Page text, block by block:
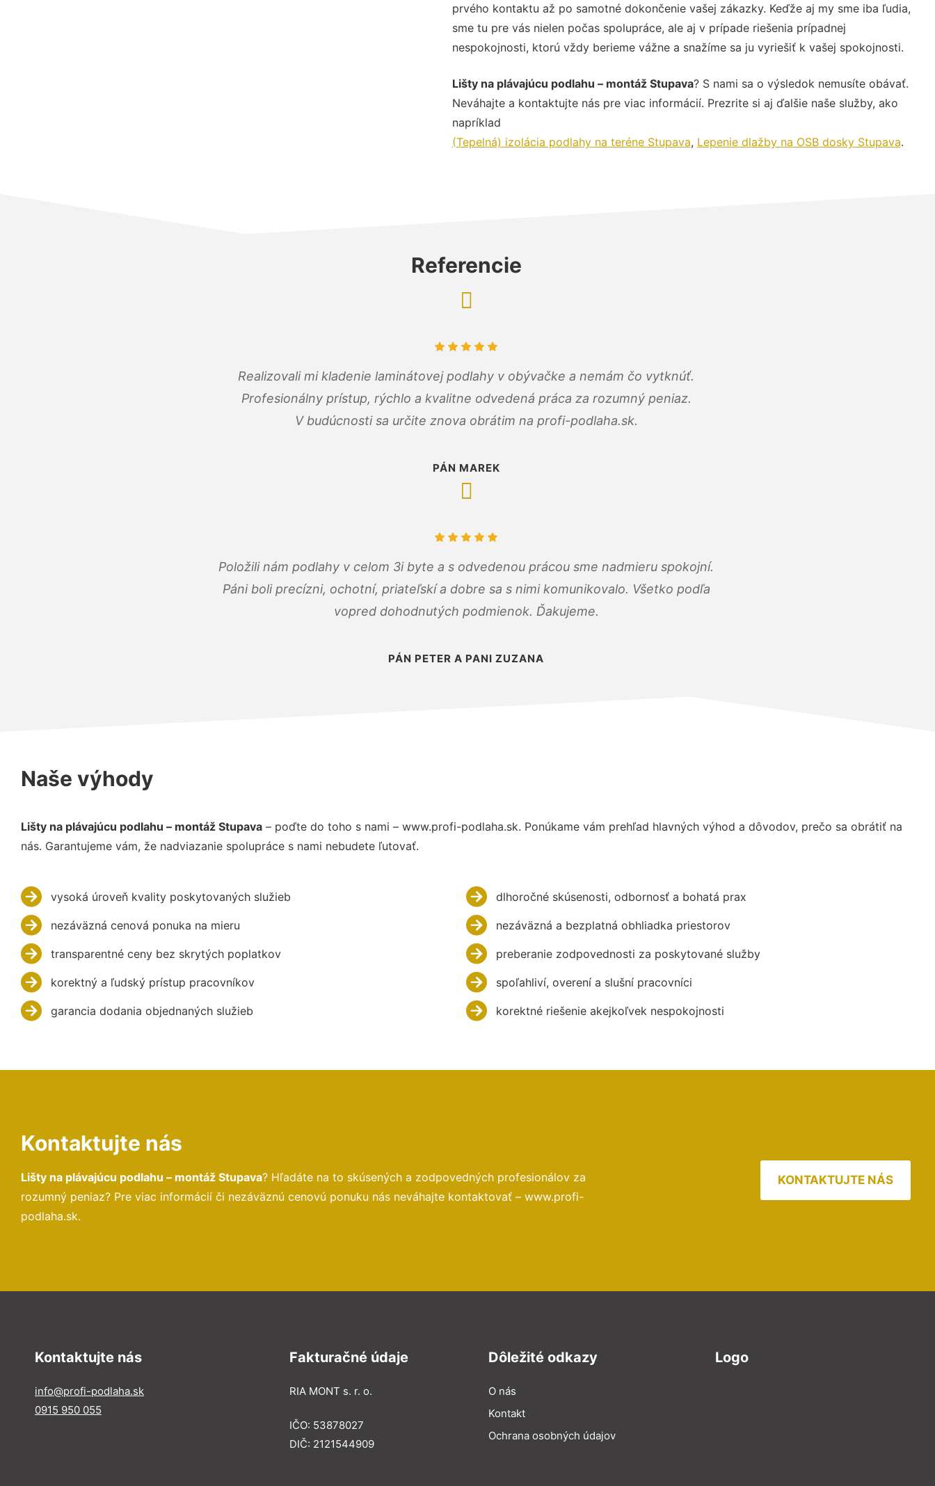
prvého kontaktu až po samotné dokončenie vašej zákazky. Keďže aj my sme iba ľudia,
sme tu pre vás nielen počas spolupráce, ale aj v prípade riešenia prípadnej
nespokojnosti, ktorú vždy berieme vážne a snažíme sa ju vyriešiť k vašej spokojnosti.
Lišty na plávajúcu podlahu – montáž Stupava? S nami sa o výsledok nemusíte obávať.
Neváhajte a kontaktujte nás pre viac informácií. Prezrite si aj ďalšie naše služby, ako
napríklad
(Tepelná) izolácia podlahy na teréne Stupava, Lepenie dlažby na OSB dosky Stupava.
Referencie
Realizovali mi kladenie laminátovej podlahy v obývačke a nemám čo vytknúť.
Profesionálny prístup, rýchlo a kvalitne odvedená práca za rozumný peniaz.
V budúcnosti sa určite znova obrátim na profi-podlaha.sk.
PÁN MAREK
Položili nám podlahy v celom 3i byte a s odvedenou prácou sme nadmieru spokojní.
Páni boli precízni, ochotní, priateľskí a dobre sa s nimi komunikovalo. Všetko podľa
vopred dohodnutých podmienok. Ďakujeme.
PÁN PETER A PANI ZUZANA
Naše výhody
Lišty na plávajúcu podlahu – montáž Stupava – poďte do toho s nami – www.profi-podlaha.sk. Ponúkame vám prehľad hlavných výhod a dôvodov, prečo sa obrátiť na
nás. Garantujeme vám, že nadviazanie spolupráce s nami nebudete ľutovať.
vysoká úroveň kvality poskytovaných služieb
nezáväzná cenová ponuka na mieru
transparentné ceny bez skrytých poplatkov
korektný a ľudský prístup pracovníkov
garancia dodania objednaných služieb
dlhoročné skúsenosti, odbornosť a bohatá prax
nezáväzná a bezplatná obhliadka priestorov
preberanie zodpovednosti za poskytované služby
spoľahliví, overení a slušní pracovníci
korektné riešenie akejkoľvek nespokojnosti
Kontaktujte nás
Lišty na plávajúcu podlahu – montáž Stupava? Hľadáte na to skúsených a zodpovedných profesionálov za
rozumný peniaz? Pre viac informácií či nezáväznú cenovú ponuku nás neváhajte kontaktovať – www.profi-
podlaha.sk.
KONTAKTUJTE NÁS
Kontaktujte nás
info@profi-podlaha.sk
0915 950 055
Fakturačné údaje
RIA MONT s. r. o.
IČO: 53878027
DIČ: 2121544909
Dôležité odkazy
O nás
Kontakt
Ochrana osobných údajov
Logo